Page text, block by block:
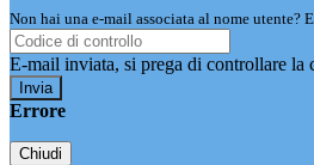
Non hai una e-mail associata al nome utente?
E-mail inviata, si prega di controllare la
Errore
Chiudi